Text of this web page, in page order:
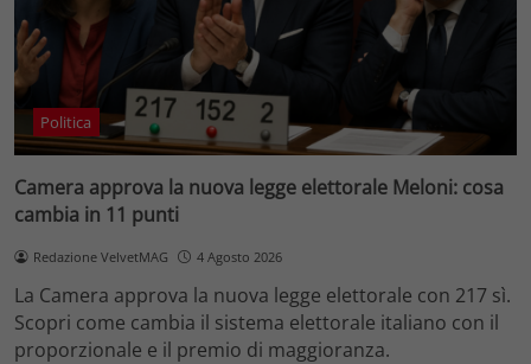
Politica
Camera approva la nuova legge elettorale Meloni: cosa
cambia in 11 punti
Redazione VelvetMAG 4 Agosto 2026
La Camera approva la nuova legge elettorale con 217 sì.
Scopri come cambia il sistema elettorale italiano con il
proporzionale e il premio di maggioranza.